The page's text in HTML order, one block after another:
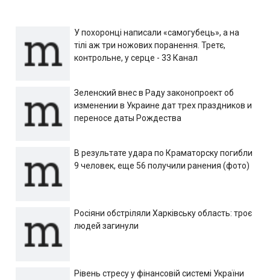
У похоронці написали «самогубець», а на
тілі аж три ножових поранення. Третє,
контрольне, у серце - 33 Канал
Зеленский внес в Раду законопроект об
изменении в Украине дат трех праздников и
переносе даты Рождества
В результате удара по Краматорску погибли
9 человек, еще 56 получили ранения (фото)
Росіяни обстріляли Харківську область: троє
людей загинули
Рівень стресу у фінансовій системі України